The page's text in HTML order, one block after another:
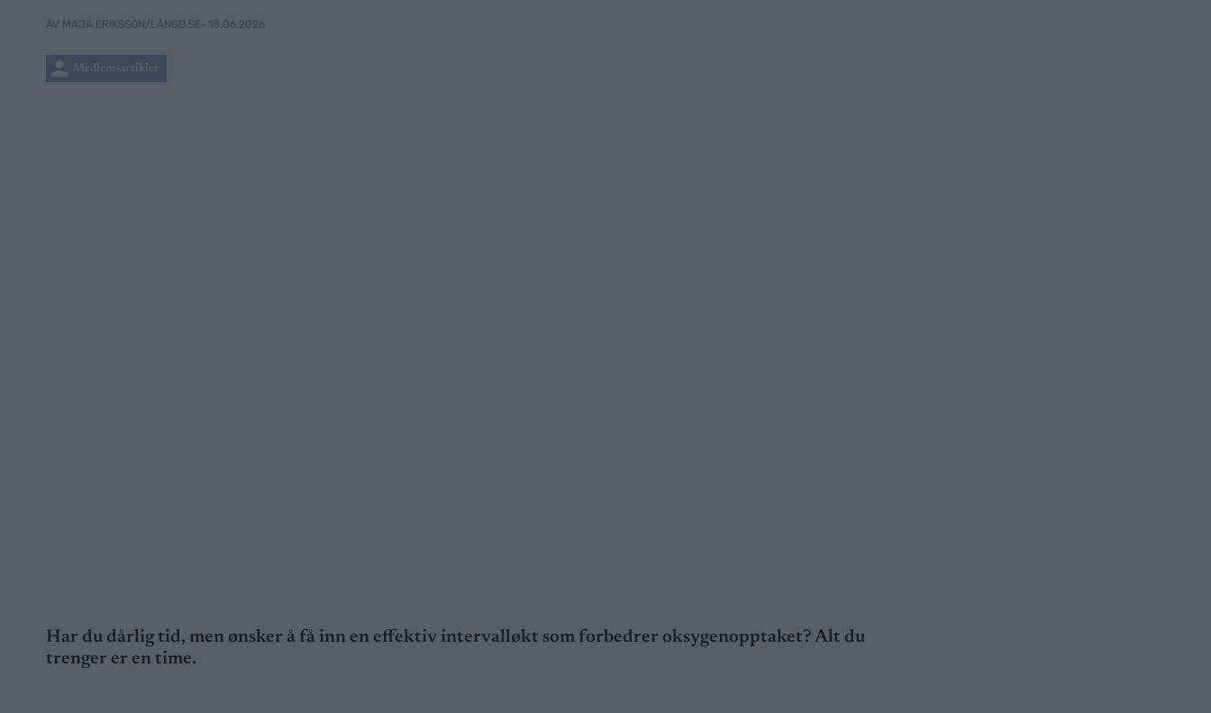
AV MAJA ERIKSSON/LÄNGD.SE• 18.06.2026
Medlemsartikler
Har du dårlig tid, men ønsker å få inn en effektiv intervalløkt som forbedrer oksygenopptaket? Alt du
trenger er en time.